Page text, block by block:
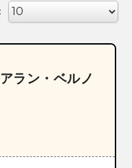
ラン・ベルノ